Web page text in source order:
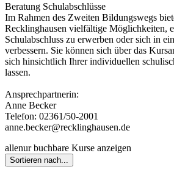
Beratung Schulabschlüsse
Im Rahmen des Zweiten Bildungswegs
Recklinghausen vielfältige Möglichkeiten,
Schulabschluss zu erwerben oder sich in
verbessern. Sie können sich über das
sich hinsichtlich Ihrer individuellen
lassen.
Ansprechpartnerin:
Anne Becker
Telefon: 02361/50-2001
anne.becker@recklinghausen.de
allenur buchbare Kurse anzeigen
Sortieren nach...